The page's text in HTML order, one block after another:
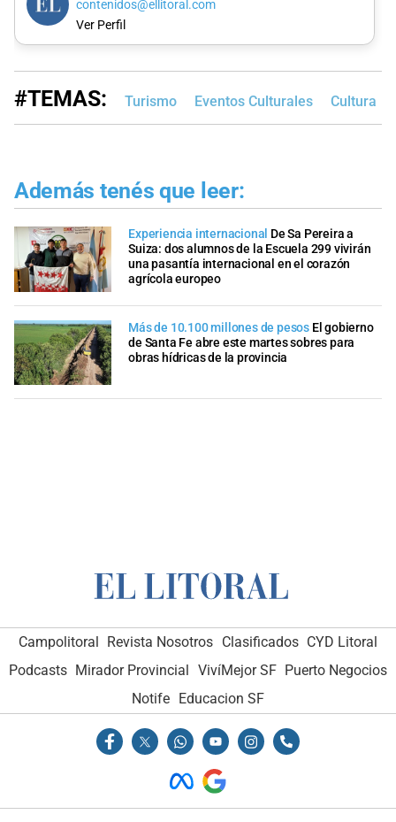
contenidos@ellitoral.com
Ver Perfil
#TEMAS: Turismo Eventos Culturales Cultura
Además tenés que leer:
Experiencia internacional De Sa Pereira a
Suiza: dos alumnos de la Escuela 299 vivirán
una pasantía internacional en el corazón
agrícola europeo
Más de 10.100 millones de pesos El gobierno
de Santa Fe abre este martes sobres para
obras hídricas de la provincia
Campolitoral Revista Nosotros Clasificados CYD Litoral
Podcasts Mirador Provincial VivíMejor SF Puerto Negocios
Notife Educacion SF